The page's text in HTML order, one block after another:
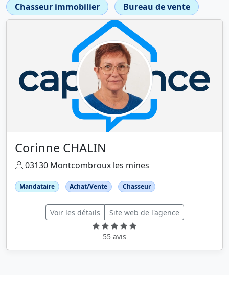
Chasseur immobilier
Bureau de vente
Corinne CHALIN
03130 Montcombroux les mines
Mandataire Achat/Vente Chasseur
Voir les détails Site web de l'agence
55 avis